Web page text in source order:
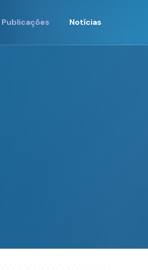
Publicações Notícias